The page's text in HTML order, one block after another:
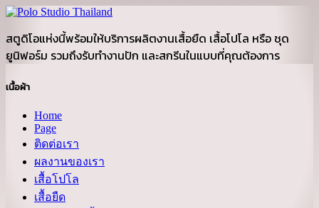
สตูดิโอแห่งนี้พร้อมให้บริการผลิตงานเสื้อยืด เสื้อโปโล หรือ ชุด
ยูนิฟอร์ม รวมถึงรับทำงานปัก และสกรีนในแบบที่คุณต้องการ
เนื้อผ้า
Home
Page
ติดต่อเรา
ผลงานของเรา
เสื้อโปโล
เสื้อยืด